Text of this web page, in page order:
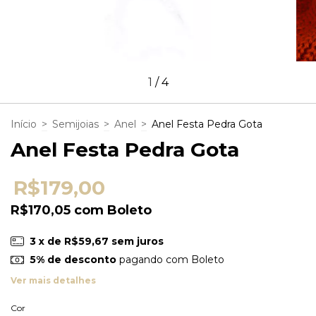
1 /4
Início > Semijoias > Anel > Anel Festa Pedra Gota
Anel Festa Pedra Gota
R$179,00
R$170,05 com Boleto
3 x de R$59,67 sem juros
5% de descontopagando com Boleto
Ver mais detalhes
Cor